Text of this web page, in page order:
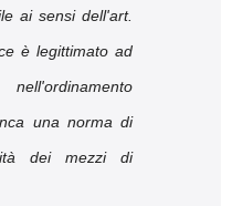
ai sensi dell'art.
è legittimato ad
una norma di
dei mezzi di